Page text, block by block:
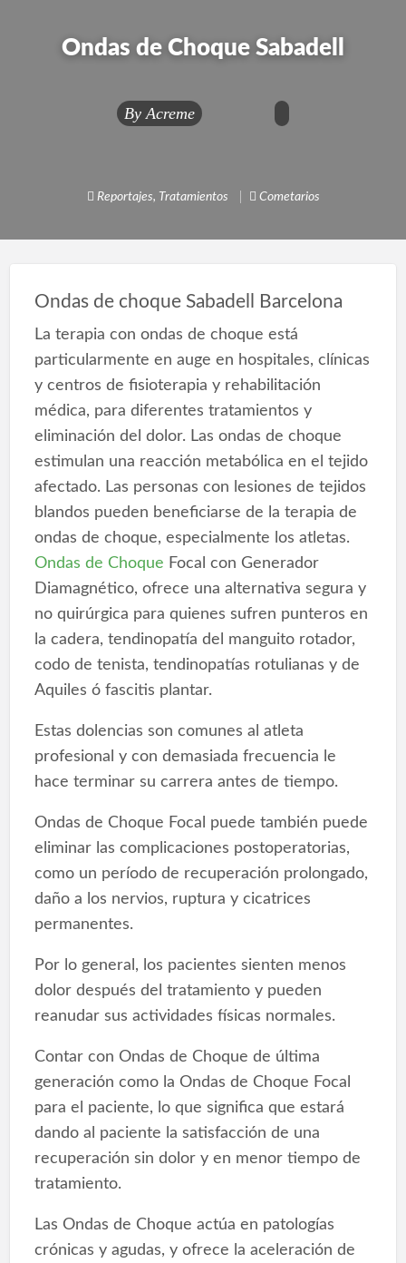
Ondas de Choque Sabadell
By Acreme
Reportajes, Tratamientos Cometarios
Ondas de choque Sabadell Barcelona
La terapia con ondas de choque está
particularmente en auge en hospitales, clínicas
y centros de fisioterapia y rehabilitación
médica, para diferentes tratamientos y
eliminación del dolor. Las ondas de choque
estimulan una reacción metabólica en el tejido
afectado. Las personas con lesiones de tejidos
blandos pueden beneficiarse de la terapia de
ondas de choque, especialmente los atletas.
Ondas de Choque Focal con Generador
Diamagnético, ofrece una alternativa segura y
no quirúrgica para quienes sufren punteros en
la cadera, tendinopatía del manguito rotador,
codo de tenista, tendinopatías rotulianas y de
Aquiles ó fascitis plantar.
Estas dolencias son comunes al atleta
profesional y con demasiada frecuencia le
hace terminar su carrera antes de tiempo.
Ondas de Choque Focal puede también puede
eliminar las complicaciones postoperatorias,
como un período de recuperación prolongado,
daño a los nervios, ruptura y cicatrices
permanentes.
Por lo general, los pacientes sienten menos
dolor después del tratamiento y pueden
reanudar sus actividades físicas normales.
Contar con Ondas de Choque de última
generación como la Ondas de Choque Focal
para el paciente, lo que significa que estará
dando al paciente la satisfacción de una
recuperación sin dolor y en menor tiempo de
tratamiento.
Las Ondas de Choque actúa en patologías
crónicas y agudas, y ofrece la aceleración de